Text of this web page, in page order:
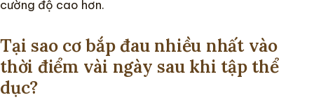
cường độ cao hơn.
Tại sao cơ bắp đau nhiều nhất vào
thời điểm vài ngày sau khi tập thể
dục?